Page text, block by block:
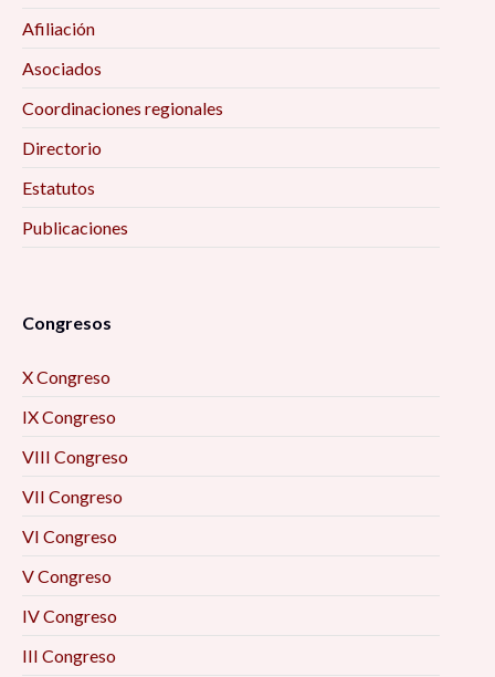
Afiliación
Asociados
Coordinaciones regionales
Directorio
Estatutos
Publicaciones
Congresos
X Congreso
IX Congreso
VIII Congreso
VII Congreso
VI Congreso
V Congreso
IV Congreso
III Congreso